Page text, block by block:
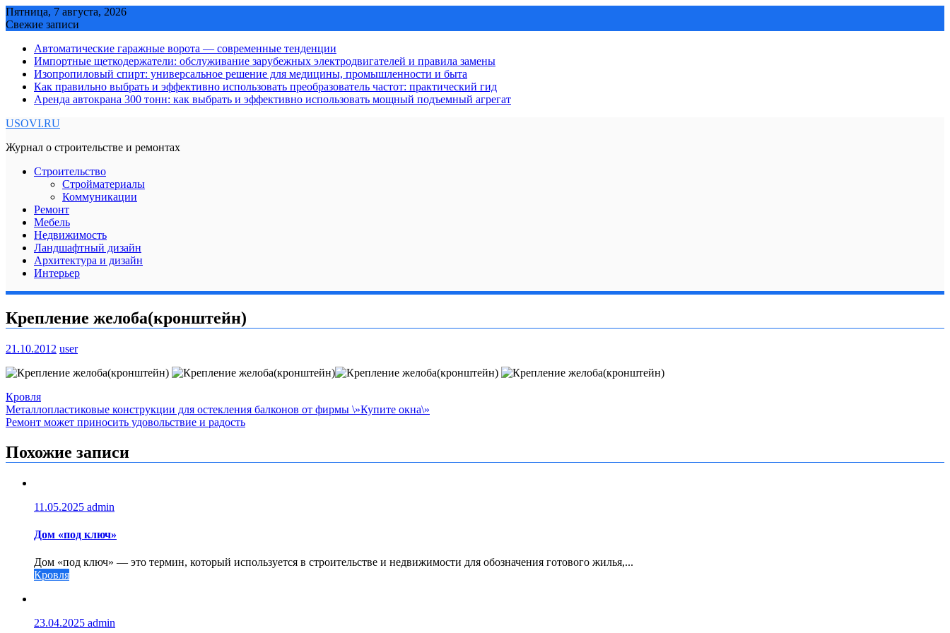
Skip
to
Пятница, 7 августа, 2026
Свежие записи
Автоматические гаражные ворота — современные тенденции
Импортные щеткодержатели: обслуживание зарубежных электродвигателей и правила замены
Изопропиловый спирт: универсальное решение для медицины, промышленности и быта
Как правильно выбрать и эффективно использовать преобразователь частот: практический гид
Аренда автокрана 300 тонн: как выбрать и эффективно использовать мощный подъемный агрегат
USOVI.RU
Журнал о строительстве и ремонтах
Строительство
Стройматериалы
Коммуникации
Ремонт
Мебель
Недвижимость
Ландшафтный дизайн
Архитектура и дизайн
Интерьер
Крепление желоба(кронштейн)
21.10.2012 user
Кровля
Навигация
по
записям
Металлопластиковые конструкции для остекления балконов от фирмы \»Купите окна\»
Ремонт может приносить удовольствие и радость
Похожие записи
11.05.2025 admin
Дом «под ключ»
Дом «под ключ» — это термин, который используется в строительстве и недвижимости для обозначения готового жилья,...
Кровля
23.04.2025 admin